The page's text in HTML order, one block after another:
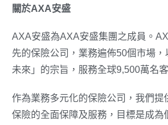
關於AXA安盛
AXA安盛為AXA安盛集團之成員。
先的保險公司，業務遍佈50個市場
未來」的宗旨，服務全球9,500萬名客
作為業務多元化的保險公司，我們提
保險的全面保障及服務，目標是成為